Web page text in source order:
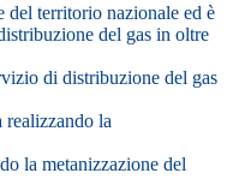
del territorio nazionale ed è
del gas in oltre
di distribuzione del gas
realizzando la
la metanizzazione del